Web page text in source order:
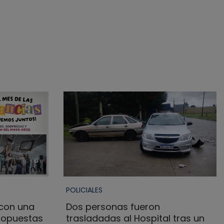
una
POLICIALES
Dos personas fueron
trasladadas al Hospital tras un